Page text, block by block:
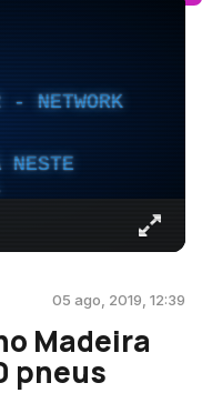
NETWORK
NESTE
05 ago, 2019, 12:39
Madeira
pneus